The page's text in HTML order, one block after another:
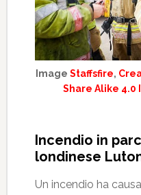
Image Staffsfire,
Share Alike
Incendio in
londinese
Un incendio ha